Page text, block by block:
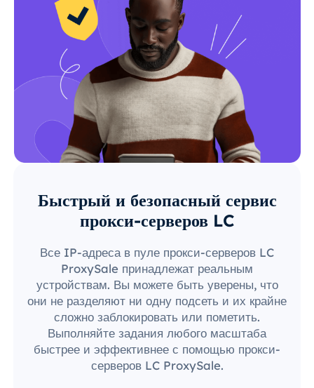
Быстрый и безопасный сервис
прокси-серверов LC
Все IP-адреса в пуле прокси-серверов LC
ProxySale принадлежат реальным
устройствам. Вы можете быть уверены, что
они не разделяют ни одну подсеть и их крайне
сложно заблокировать или пометить.
Выполняйте задания любого масштаба
быстрее и эффективнее с помощью прокси-
серверов LC ProxySale.